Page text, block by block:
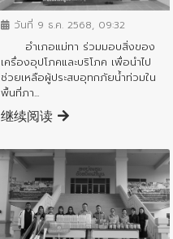
วันที่ 9 ธ.ค. 2568, 09:32
อำเภอแม่ทา ร่วมมอบสิ่งของ
เครื่องอุปโภคและบริโภค เพื่อนำไป
ช่วยเหลือผู้ประสบอุทกภัยน้ำท่วมใน
พื้นที่ภา...
继续阅读